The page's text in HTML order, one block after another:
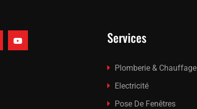
Services
Plomberie & Chauffage
Electricité
Pose De Fenêtres